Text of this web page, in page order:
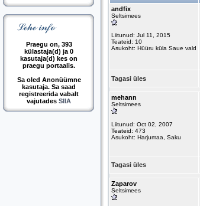
Praegu on, 393
külastaja(d) ja 0
kasutaja(d) kes on
praegu portaalis.
Sa oled Anonüümne
kasutaja. Sa saad
registreerida vabalt
vajutades SIIA
andfix
Seltsimees
Liitunud: Jul 11, 2015
Teateid: 10
Asukoht: Hüüru küla Saue vald
Tagasi üles
mehann
Seltsimees
Liitunud: Oct 02, 2007
Teateid: 473
Asukoht: Harjumaa, Saku
Tagasi üles
Zaparov
Seltsimees